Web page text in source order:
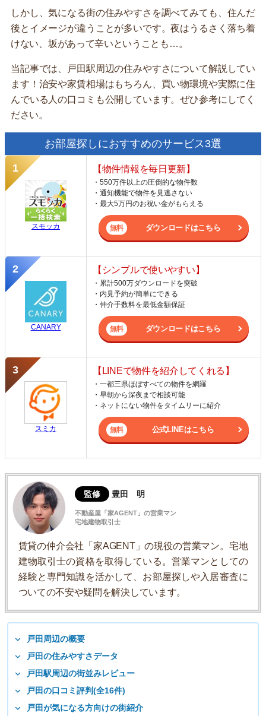
しかし、気になる街の住みやすさを調べてみても、住んだ
後とイメージが違うことが多いです。夜はうるさく落ち着
けない、坂があって辛いということも…。
当記事では、戸田駅周辺の住みやすさについて解説してい
ます！治安や家賃相場はもちろん、買い物環境や実際に住
んでいる人の口コミも公開しています。ぜひ参考にしてく
ださい。
お部屋探しにおすすめのサービス3選
スモッカ
【物件情報を毎日更新】
・550万件以上の圧倒的な物件数
・通知機能で物件を見逃さない
・最大5万円のお祝い金がもらえる
ダウンロードはこちら
CANARY
【シンプルで使いやすい】
・累計500万ダウンロードを突破
・内見予約が簡単にできる
・仲介手数料を最低金額保証
ダウンロードはこちら
スミカ
【LINEで物件を紹介してくれる】
・一都三県ほぼすべての物件を網羅
・早朝から深夜まで相談可能
・ネットにない物件をタイムリーに紹介
公式LINEはこちら
監修 豊田 明
不動産屋「家AGENT」の営業マン
宅地建物取引士
賃貸の仲介会社「家AGENT」の現役の営業マン。宅地
建物取引士の資格を取得している。営業マンとしての
経験と専門知識を活かして、お部屋探しや入居審査に
ついての不安や疑問を解決しています。
戸田周辺の概要
戸田の住みやすさデータ
戸田駅周辺の街並みレビュー
戸田の口コミ評判(全16件)
戸田が気になる方向けの街紹介